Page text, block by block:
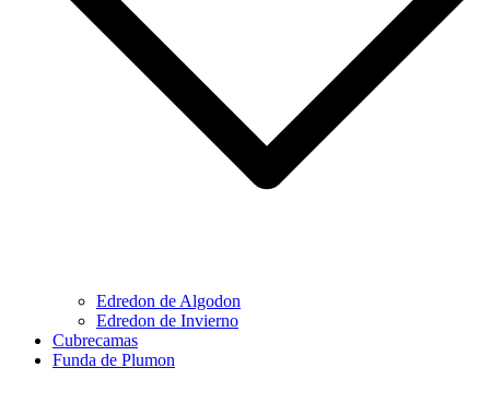
Edredon de Algodon
Edredon de Invierno
Cubrecamas
Funda de Plumon